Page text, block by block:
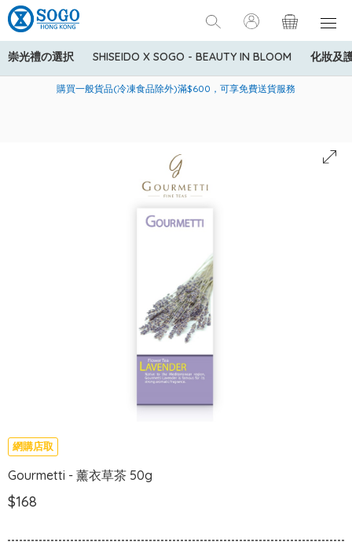
崇光禮の選択 SHISEIDO X SOGO - BEAUTY IN BLOOM 化妝及
美國運通Explorer®信用卡會員購物禮遇：高達5%簽賬回贈！
購買一般貨品(冷凍食品除外)滿$600，可享免費送貨服務
寄送中國內地服務只適用於指定商品，若訂單金額少於HK$600(折
網購店取
Gourmetti - 薰衣草茶 50g
$168